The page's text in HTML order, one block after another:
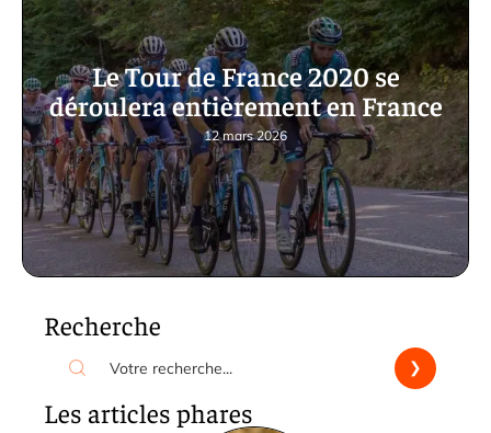
Le Tour de France 2020 se
déroulera entièrement en France
12 mars 2026
Recherche
Les articles phares